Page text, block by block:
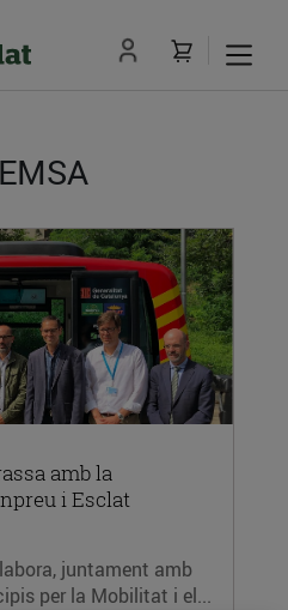
amb la
i Esclat
juntament amb
per la Mobilitat i el...